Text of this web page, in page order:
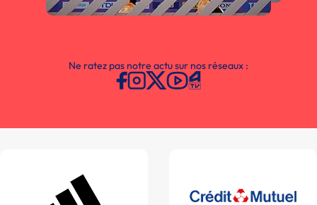
Ne ratez pas notre actu sur nos réseaux :